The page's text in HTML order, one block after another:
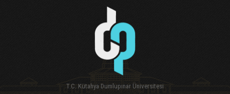
T.C. Kütahya Dumlupınar Üniversitesi